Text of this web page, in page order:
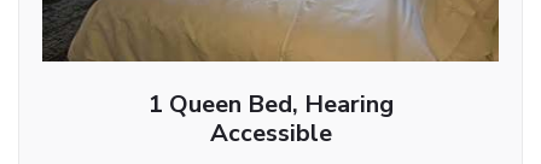
1 Queen Bed, Hearing
Accessible